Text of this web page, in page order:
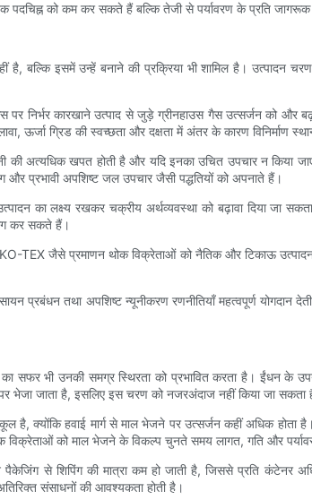
पदचिह्न को कम कर सकते हैं बल्कि तेजी से पर्यावरण के प्रति
है, बल्कि इसमें उन्हें बनाने की प्रक्रिया भी शामिल है।
पर निर्भर कारखाने उत्पाद से जुड़े ग्रीनहाउस गैस उत्सर्जन को
ऊर्जा ग्रिड की स्वच्छता और दक्षता में अंतर के कारण विनिर्माण
अत्यधिक खपत होती है और यदि इनका उचित उपचार न किया जाए
प्रभावी अपशिष्ट जल उपचार जैसी पद्धतियों को अपनाते हैं।
का लक्ष्य रखकर चक्रीय अर्थव्यवस्था को बढ़ावा दिया
कर सकते हैं।
TEX जैसे प्रमाणन थोक विक्रेताओं को नैतिक और टिकाऊ
प्रबंधन तथा अपशिष्ट न्यूनीकरण रणनीतियाँ महत्वपूर्ण
सफर भी उनकी समग्र स्थिरता को प्रभावित करता है। ईंधन के
पर भेजा जाता है, इसलिए इस चरण को नजरअंदाज नहीं किया जा सकता
है, क्योंकि हवाई मार्ग से माल भेजने पर उत्सर्जन कहीं अधिक होता
विक्रेताओं को माल भेजने के विकल्प चुनते समय लागत, गति और
से शिपिंग की मात्रा कम हो जाती है, जिससे प्रति कंटेनर
संसाधनों की आवश्यकता होती है।